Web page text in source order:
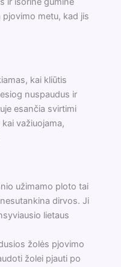
metu, kad jis
kai kliūtis
nuspaudus ir
esančia svirtimi
važiuojama,
užimamo ploto tai
dirvos. Ji
lietaus
žolės pjovimo
žolei pjauti po